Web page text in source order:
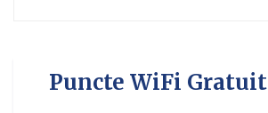
Puncte WiFi Gratuit